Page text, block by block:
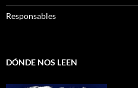
Responsables
DÓNDE NOS LEEN